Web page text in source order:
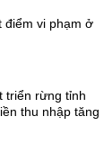
điểm vi phạm ở
triển rừng tỉnh
thu nhập tăng